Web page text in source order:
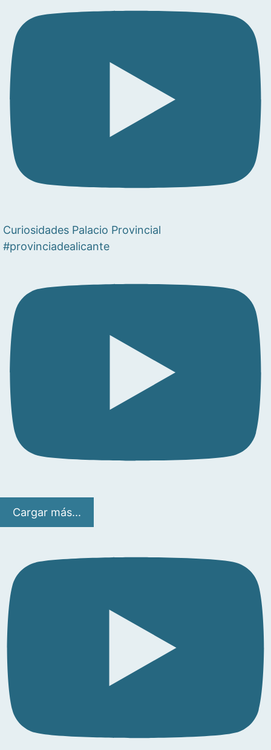
Curiosidades Palacio Provincial
#provinciadealicante
Cargar más...